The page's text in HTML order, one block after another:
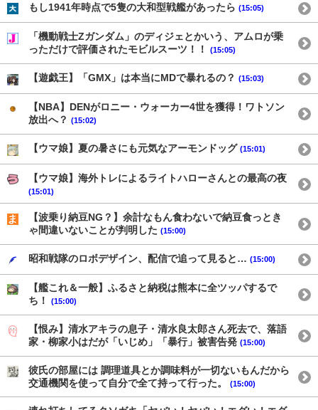
もし1941年時点で5隻の大和型戦艦があったら (15:05)
「機動戦士Ζガンダム」のディジェとかいう、アムロが乗
っただけで評価されたモビルスーツ！！
(15:05)
【遊戯王】「GMX」は本当にMDで暴れるの？ (15:03)
【NBA】DENがロニー・ウォーカー4世を獲得！ワトソン
放出へ？ (15:02)
【ウマ娘】夏の暑さにも元気なアーモンドッグ (15:01)
【ウマ娘】海外トレによるライトハローさんとの最高の夜
(15:01)
【波乗り納豆NG？】余計なもん食わないで納豆食っとき
ゃ間違いないことが判明した (15:00)
昭和戦隊のロボデザイン、配信で追って見ると… (15:00)
【艦これ＆一般】ふるさと納税は熊本に全ツッパするで
ち！
(15:00)
【恨み】清水アキラの息子・清水良太郎さん死去で、落語
家・柳家小はだが「いじめ」「暴行」被害告発 (15:00)
彼氏の部屋には 調理道具とか調味料が一切ないもんだから
交通機関を使って自分で全て持って行った。
(15:00)